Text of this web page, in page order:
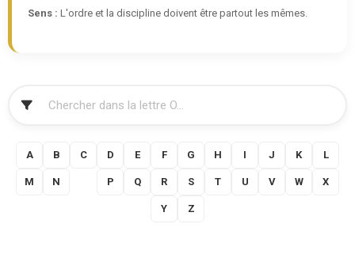
Sens : L'ordre et la discipline doivent être partout les mêmes.
A B C D E F G H I J K L
M N P Q R S T U V W X
Y Z